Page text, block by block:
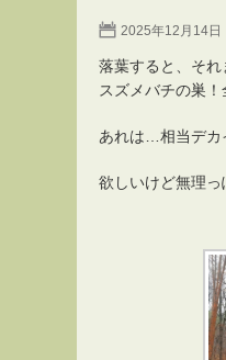
2025年12月14日
落葉すると、そ
スズメバチの巣！
あれは…相当デカ
欲しいけど無理っ